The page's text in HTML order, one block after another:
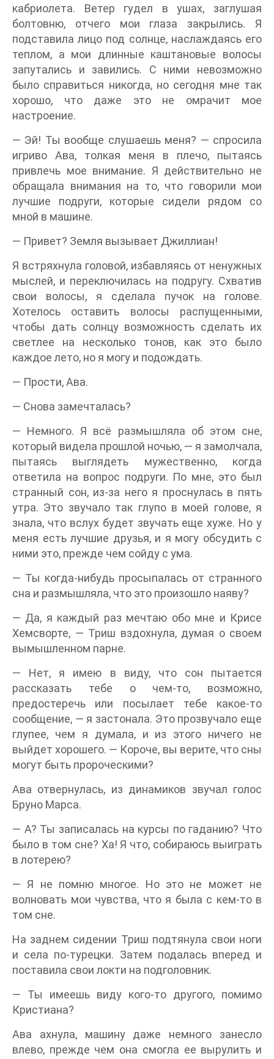
кабриолета. Ветер гудел в ушах, заглушая
болтовню, отчего мои глаза закрылись. Я
подставила лицо под солнце, наслаждаясь его
теплом, а мои длинные каштановые волосы
запутались и завились. С ними невозможно
было справиться никогда, но сегодня мне так
хорошо, что даже это не омрачит мое
настроение.
— Эй! Ты вообще слушаешь меня? — спросила
игриво Ава, толкая меня в плечо, пытаясь
привлечь мое внимание. Я действительно не
обращала внимания на то, что говорили мои
лучшие подруги, которые сидели рядом со
мной в машине.
— Привет? Земля вызывает Джиллиан!
Я встряхнула головой, избавляясь от ненужных
мыслей, и переключилась на подругу. Схватив
свои волосы, я сделала пучок на голове.
Хотелось оставить волосы распущенными,
чтобы дать солнцу возможность сделать их
светлее на несколько тонов, как это было
каждое лето, но я могу и подождать.
— Прости, Ава.
— Снова замечталась?
— Немного. Я всё размышляла об этом сне,
который видела прошлой ночью, — я замолчала,
пытаясь выглядеть мужественно, когда
ответила на вопрос подруги. По мне, это был
странный сон, из-за него я проснулась в пять
утра. Это звучало так глупо в моей голове, я
знала, что вслух будет звучать еще хуже. Но у
меня есть лучшие друзья, и я могу обсудить с
ними это, прежде чем сойду с ума.
— Ты когда-нибудь просыпалась от странного
сна и размышляла, что это произошло наяву?
— Да, я каждый раз мечтаю обо мне и Крисе
Хемсворте, — Триш вздохнула, думая о своем
вымышленном парне.
— Нет, я имею в виду, что сон пытается
рассказать тебе о чем-то, возможно,
предостеречь или посылает тебе какое-то
сообщение, — я застонала. Это прозвучало еще
глупее, чем я думала, и из этого ничего не
выйдет хорошего. — Короче, вы верите, что сны
могут быть пророческими?
Ава отвернулась, из динамиков звучал голос
Бруно Марса.
— А? Ты записалась на курсы по гаданию? Что
было в том сне? Ха! Я что, собираюсь выиграть
в лотерею?
— Я не помню многое. Но это не может не
волновать мои чувства, что я была с кем-то в
том сне.
На заднем сидении Триш подтянула свои ноги
и села по-турецки. Затем подалась вперед и
поставила свои локти на подголовник.
— Ты имеешь виду кого-то другого, помимо
Кристиана?
Ава ахнула, машину даже немного занесло
влево, прежде чем она смогла ее вырулить и